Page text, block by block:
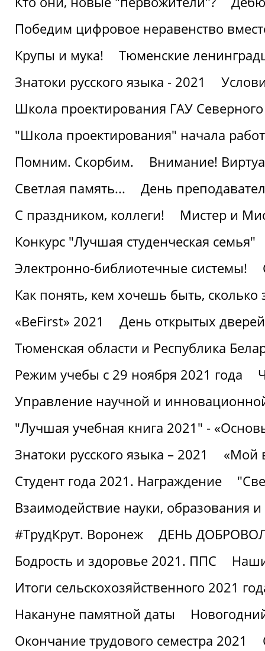
Победим цифровое неравенство
Крупы и мука!
Тюменские
Знатоки русского языка - 2021
Школа проектирования ГАУ
"Школа проектирования" начала
Помним. Скорбим.
Внимание!
Светлая память...
День
С праздником, коллеги!
Мистер и
Конкурс "Лучшая студенческая семья"
Электронно-библиотечные системы!
Как понять, кем хочешь быть, сколько
«BeFirst» 2021
День открытых
Тюменская области и Республика
Режим учебы с 29 ноября 2021 года
Управление научной и
"Лучшая учебная книга 2021" -
Знатоки русского языка – 2021
«Мой
Студент года 2021. Награждение
Взаимодействие науки, образования и
#ТрудКрут. Воронеж
ДЕНЬ
Бодрость и здоровье 2021. ППС
Итоги сельскохозяйственного 2021
Накануне памятной даты
Окончание трудового семестра 2021